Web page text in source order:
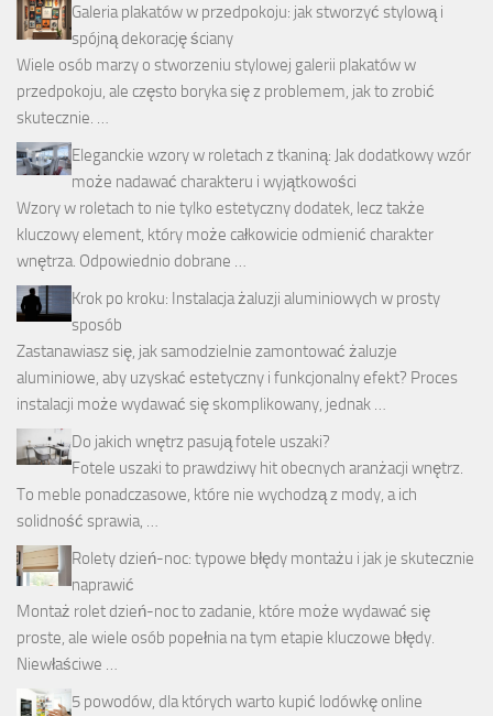
Galeria plakatów w przedpokoju: jak stworzyć stylową i
spójną dekorację ściany
Wiele osób marzy o stworzeniu stylowej galerii plakatów w
przedpokoju, ale często boryka się z problemem, jak to zrobić
skutecznie. …
Eleganckie wzory w roletach z tkaniną: Jak dodatkowy wzór
może nadawać charakteru i wyjątkowości
Wzory w roletach to nie tylko estetyczny dodatek, lecz także
kluczowy element, który może całkowicie odmienić charakter
wnętrza. Odpowiednio dobrane …
Krok po kroku: Instalacja żaluzji aluminiowych w prosty
sposób
Zastanawiasz się, jak samodzielnie zamontować żaluzje
aluminiowe, aby uzyskać estetyczny i funkcjonalny efekt? Proces
instalacji może wydawać się skomplikowany, jednak …
Do jakich wnętrz pasują fotele uszaki?
Fotele uszaki to prawdziwy hit obecnych aranżacji wnętrz.
To meble ponadczasowe, które nie wychodzą z mody, a ich
solidność sprawia, …
Rolety dzień-noc: typowe błędy montażu i jak je skutecznie
naprawić
Montaż rolet dzień-noc to zadanie, które może wydawać się
proste, ale wiele osób popełnia na tym etapie kluczowe błędy.
Niewłaściwe …
5 powodów, dla których warto kupić lodówkę online